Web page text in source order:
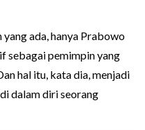
ada, hanya Prabowo
sebagai pemimpin yang
hal itu, kata dia, menjadi
dalam diri seorang